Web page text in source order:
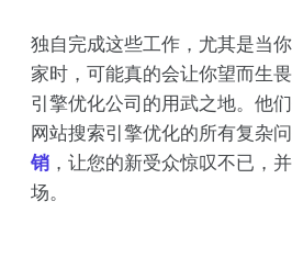
独自完成这些工作，尤其是当
家时，可能真的会让你望而生
引擎优化公司的用武之地。他
网站搜索引擎优化的所有复杂
销 ，让您的新受众惊叹不已，
场。